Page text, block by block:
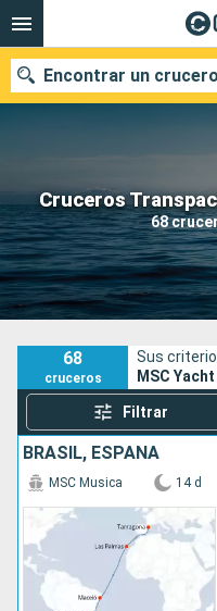
Cruceros
68
Encontrar un crucero
Nuestros destinos
Fecha de salida
Puertos
68
cruceros
Sus
MSC
Filtrar
BRASIL, ESPAÑA
MSC Musica 14 d